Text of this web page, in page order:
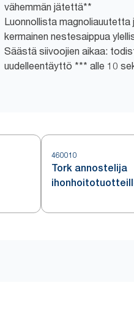
vähemmän jätettä**
Luonnollista
kermainen nestesaippua
Säästä siivoojien aikaa:
uudelleentäyttö *** alle 10
460010
Tork annostelija